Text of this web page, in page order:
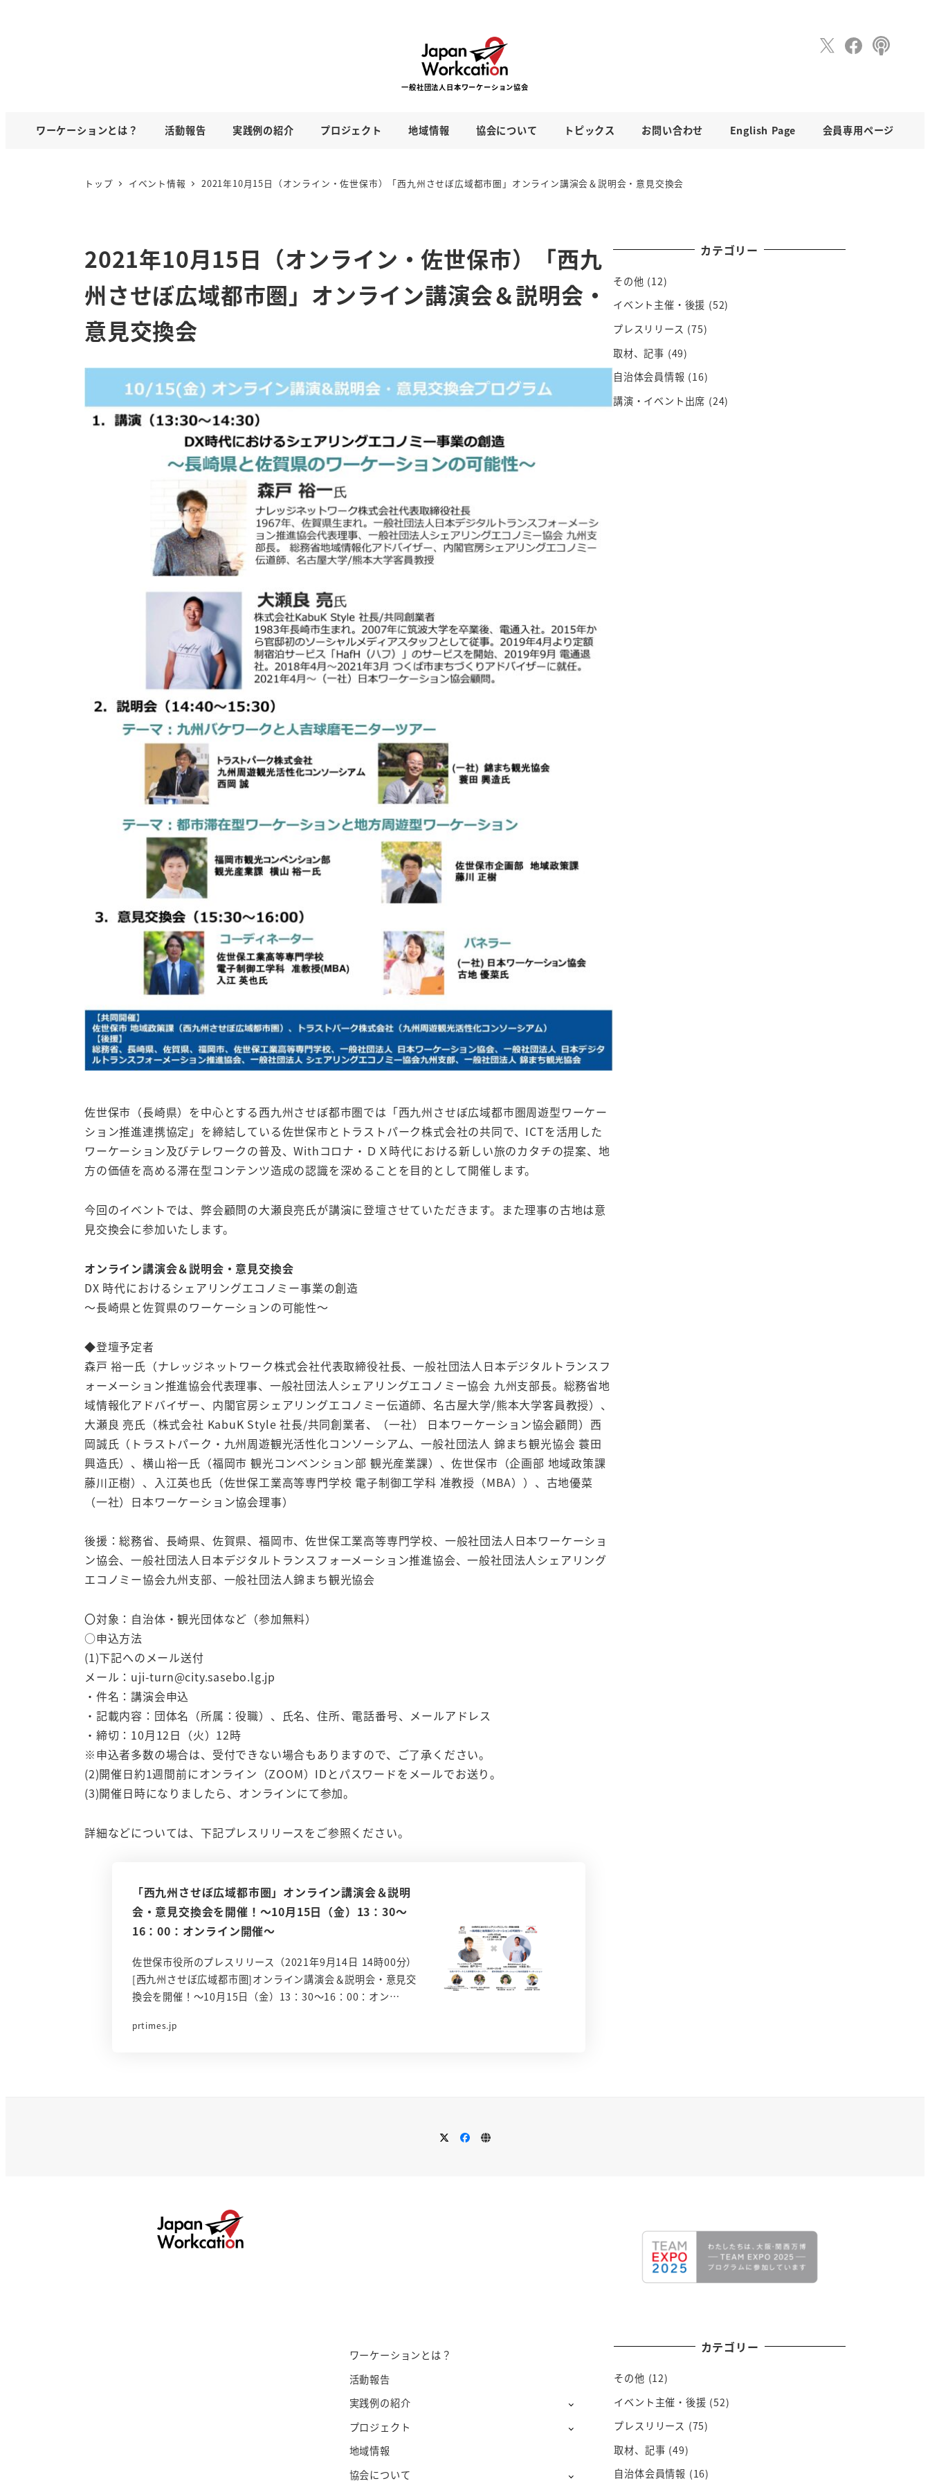
ワーケーションとは？ 活動報告 実践例の紹介 プロジェクト 地域情報 協会について トピックス お問い合わせ English Page 会員専用ページ
トップ イベント情報 2021年10月15日（オンライン・佐世保市）「西九州させぼ広域都市圏」オンライン講演会＆説明会・意見交換会
2021年10月15日（オンライン・佐世保市）「西九
州させぼ広域都市圏」オンライン講演会＆説明会・
意見交換会
佐世保市（長崎県）を中心とする西九州させぼ都市圏では「西九州させぼ広域都市圏周遊型ワーケー
ション推進連携協定」を締結している佐世保市とトラストパーク株式会社の共同で、ICTを活用した
ワーケーション及びテレワークの普及、Withコロナ・ＤＸ時代における新しい旅のカタチの提案、地
方の価値を高める滞在型コンテンツ造成の認識を深めることを目的として開催します。
今回のイベントでは、弊会顧問の大瀬良亮氏が講演に登壇させていただきます。また理事の古地は意
見交換会に参加いたします。
オンライン講演会＆説明会・意見交換会
DX 時代におけるシェアリングエコノミー事業の創造
～長崎県と佐賀県のワーケーションの可能性～
◆登壇予定者
森戸 裕一氏（ナレッジネットワーク株式会社代表取締役社長、一般社団法人日本デジタルトランスフ
ォーメーション推進協会代表理事、一般社団法人シェアリングエコノミー協会 九州支部長。総務省地
域情報化アドバイザー、内閣官房シェアリングエコノミー伝道師、名古屋大学/熊本大学客員教授）、
大瀬良 亮氏（株式会社 KabuK Style 社長/共同創業者、（一社） 日本ワーケーション協会顧問）西
岡誠氏（トラストパーク・九州周遊観光活性化コンソーシアム、一般社団法人 錦まち観光協会 蓑田
興造氏）、横山裕一氏（福岡市 観光コンベンション部 観光産業課）、佐世保市（企画部 地域政策課
藤川正樹）、入江英也氏（佐世保工業高等専門学校 電子制御工学科 准教授（MBA））、古地優菜
（一社）日本ワーケーション協会理事）
後援：総務省、長崎県、佐賀県、福岡市、佐世保工業高等専門学校、一般社団法人日本ワーケーショ
ン協会、一般社団法人日本デジタルトランスフォーメーション推進協会、一般社団法人シェアリング
エコノミー協会九州支部、一般社団法人錦まち観光協会
〇対象：自治体・観光団体など（参加無料）
○申込方法
(1)下記へのメール送付
メール：uji-turn@city.sasebo.lg.jp
・件名：講演会申込
・記載内容：団体名（所属：役職）、氏名、住所、電話番号、メールアドレス
・締切：10月12日（火）12時
※申込者多数の場合は、受付できない場合もありますので、ご了承ください。
(2)開催日約1週間前にオンライン（ZOOM）IDとパスワードをメールでお送り。
(3)開催日時になりましたら、オンラインにて参加。
詳細などについては、下記プレスリリースをご参照ください。
「西九州させぼ広域都市圏」オンライン講演会＆説明
会・意見交換会を開催！～10月15日（金）13：30～
16：00：オンライン開催～
佐世保市役所のプレスリリース（2021年9月14日 14時00分）
[西九州させぼ広域都市圏]オンライン講演会＆説明会・意見交
換会を開催！～10月15日（金）13：30～16：00：オン…
prtimes.jp
カテゴリー
その他 (12)
イベント主催・後援 (52)
プレスリリース (75)
取材、記事 (49)
自治体会員情報 (16)
講演・イベント出席 (24)
ワーケーションとは？
活動報告
実践例の紹介
プロジェクト
地域情報
協会について
カテゴリー
その他 (12)
イベント主催・後援 (52)
プレスリリース (75)
取材、記事 (49)
自治体会員情報 (16)